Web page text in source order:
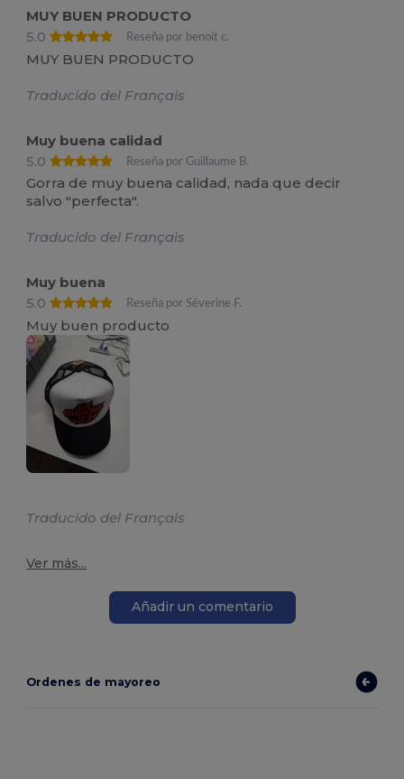
MUY BUEN PRODUCTO
5.0
Reseña por benoit c.
MUY BUEN PRODUCTO
Traducido del Français
Muy buena calidad
5.0
Reseña por Guillaume B.
Gorra de muy buena calidad, nada que decir
salvo "perfecta".
Traducido del Français
Muy buena
5.0
Reseña por Séverine F.
Muy buen producto
Traducido del Français
Ver más...
Añadir un comentario
Ordenes de mayoreo